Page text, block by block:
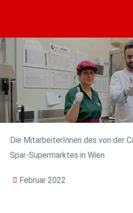
Die MitarbeiterInnen des von der
Spar-Supermarktes in Wien
Februar 2022